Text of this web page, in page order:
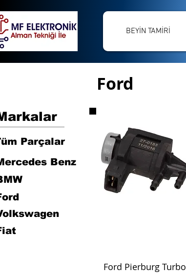
BEYİN TAMİRİ
Ford
Parçalar
Benz
Ford Pierburg Turbo